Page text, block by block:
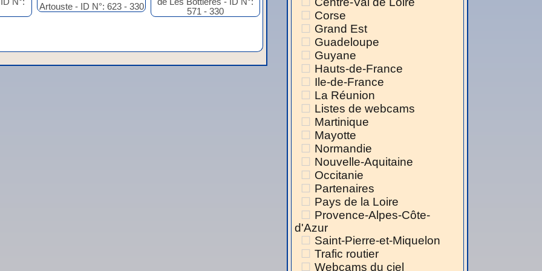
Corse
Grand Est
Guadeloupe
Guyane
Hauts-de-France
Ile-de-France
La Réunion
Listes de webcams
Martinique
Mayotte
Normandie
Nouvelle-Aquitaine
Occitanie
Partenaires
Pays de la Loire
Provence-Alpes-Côte-
d'Azur
Saint-Pierre-et-Miquelon
Trafic routier
Webcams du ciel